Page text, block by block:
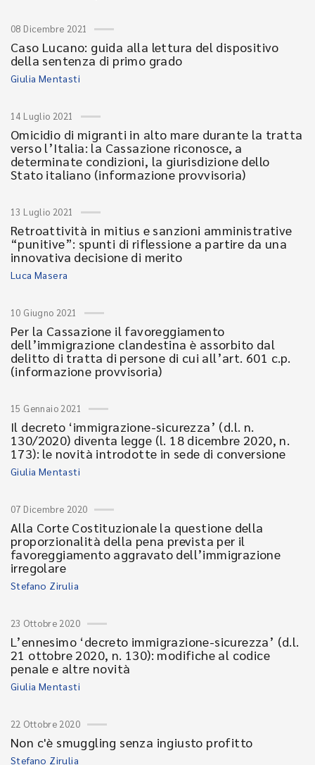
08 Dicembre 2021
Caso Lucano: guida alla lettura del dispositivo
della sentenza di primo grado
Giulia Mentasti
14 Luglio 2021
Omicidio di migranti in alto mare durante la tratta
verso l’Italia: la Cassazione riconosce, a
determinate condizioni, la giurisdizione dello
Stato italiano (informazione provvisoria)
13 Luglio 2021
Retroattività in mitius e sanzioni amministrative
“punitive”: spunti di riflessione a partire da una
innovativa decisione di merito
Luca Masera
10 Giugno 2021
Per la Cassazione il favoreggiamento
dell’immigrazione clandestina è assorbito dal
delitto di tratta di persone di cui all’art. 601 c.p.
(informazione provvisoria)
15 Gennaio 2021
Il decreto ‘immigrazione-sicurezza’ (d.l. n.
130/2020) diventa legge (l. 18 dicembre 2020, n.
173): le novità introdotte in sede di conversione
Giulia Mentasti
07 Dicembre 2020
Alla Corte Costituzionale la questione della
proporzionalità della pena prevista per il
favoreggiamento aggravato dell’immigrazione
irregolare
Stefano Zirulia
23 Ottobre 2020
L’ennesimo ‘decreto immigrazione-sicurezza’ (d.l.
21 ottobre 2020, n. 130): modifiche al codice
penale e altre novità
Giulia Mentasti
22 Ottobre 2020
Non c'è smuggling senza ingiusto profitto
Stefano Zirulia